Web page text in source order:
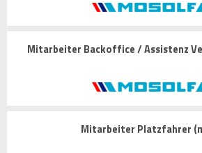
Mitarbeiter Backoffice / Assistenz
Mitarbeiter Platzfahrer